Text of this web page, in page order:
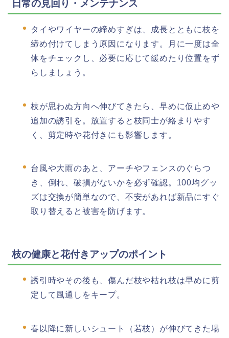
日常の見回り・メンテナンス
タイやワイヤーの締めすぎは、成長とともに枝を
締め付けてしまう原因になります。月に一度は全
体をチェックし、必要に応じて緩めたり位置をず
らしましょう。
枝が思わぬ方向へ伸びてきたら、早めに仮止めや
追加の誘引を。放置すると枝同士が絡まりやす
く、剪定時や花付きにも影響します。
台風や大雨のあと、アーチやフェンスのぐらつ
き、倒れ、破損がないかを必ず確認。100均グッ
ズは交換が簡単なので、不安があれば新品にすぐ
取り替えると被害を防げます。
枝の健康と花付きアップのポイント
誘引時やその後も、傷んだ枝や枯れ枝は早めに剪
定して風通しをキープ。
春以降に新しいシュート（若枝）が伸びてきた場